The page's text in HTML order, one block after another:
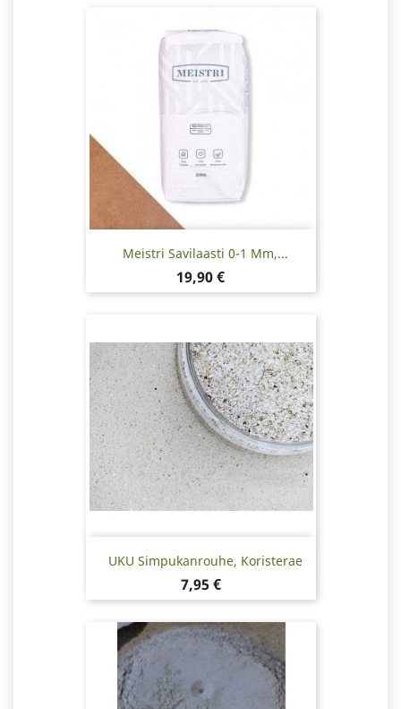
Meistri Savilaasti 0-1 Mm,...
Hinta
19,90 €
UKU Simpukanrouhe, Koristerae
Hinta
7,95 €